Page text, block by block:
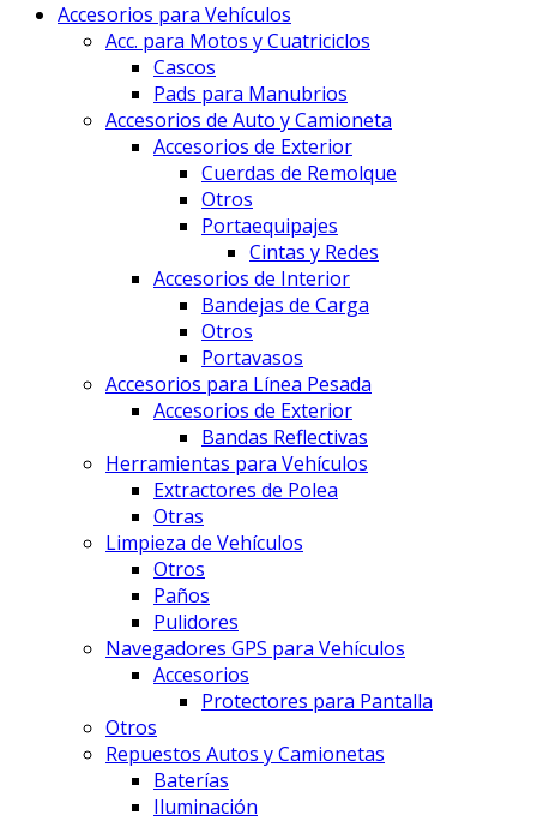
Accesorios para Vehículos
Acc. para Motos y Cuatriciclos
Cascos
Pads para Manubrios
Accesorios de Auto y Camioneta
Accesorios de Exterior
Cuerdas de Remolque
Otros
Portaequipajes
Cintas y Redes
Accesorios de Interior
Bandejas de Carga
Otros
Portavasos
Accesorios para Línea Pesada
Accesorios de Exterior
Bandas Reflectivas
Herramientas para Vehículos
Extractores de Polea
Otras
Limpieza de Vehículos
Otros
Paños
Pulidores
Navegadores GPS para Vehículos
Accesorios
Protectores para Pantalla
Otros
Repuestos Autos y Camionetas
Baterías
Iluminación